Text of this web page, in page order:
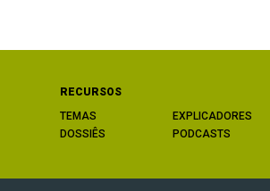
RECURSOS
TEMAS
DOSSIÊS
EXPLICADORES
PODCASTS